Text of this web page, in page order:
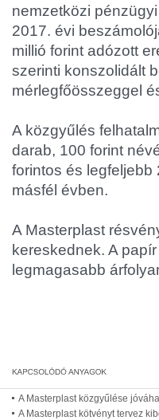
nemzetközi
2017. évi
millió forint adózott
szerinti konszolidált
mérlegfőösszeggel
A közgyűlés
darab, 100 forint
forintos és
másfél évben.
A Masterplast
kereskednek. A
legmagasabb
A Masterplast közgyűlése
A Masterplast kötvényt tervez